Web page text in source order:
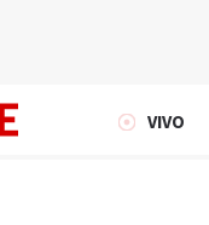
VIVO